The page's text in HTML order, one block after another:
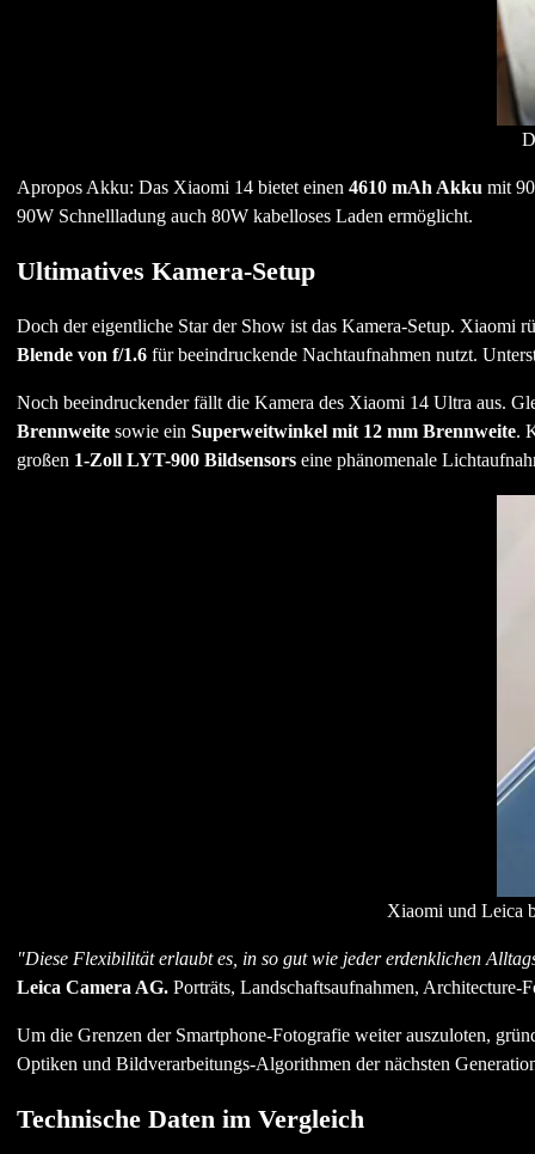
Apropos Akku: Das Xiaomi 14 bietet einen 4610 mAh Akku mit
90W Schnellladung auch 80W kabelloses Laden ermöglicht.
Ultimatives Kamera-Setup
Doch der eigentliche Star der Show ist das Kamera-Setup. Xiaomi
Blende von f/1.6für beeindruckende Nachtaufnahmen nutzt.
Noch beeindruckender fällt die Kamera des Xiaomi 14 Ultra aus.
Brennweitesowie ein Superweitwinkel mit 12 mm Brennweite.
großen 1-Zoll LYT-900 Bildsensorseine phänomenale
Xiaomi und Leica
"Diese Flexibilität erlaubt es, in so gut wie jeder erdenklichen
Leica Camera AG.Porträts, Landschaftsaufnahmen, Architecture-
Um die Grenzen der Smartphone-Fotografie weiter auszuloten,
Optiken und Bildverarbeitungs-Algorithmen der nächsten
Technische Daten im Vergleich